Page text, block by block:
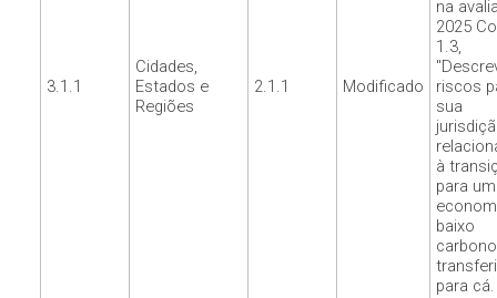
3.1.1
Cidades,
Estados e
Regiões
2.1.1 Modificado
na
2025
1.3,
riscos
sua
à
para
baixo
para cá.